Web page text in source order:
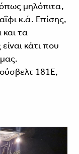
μηλόπιτα,
κ.ά. Επίσης,
τα
κάτι που
181Ε,